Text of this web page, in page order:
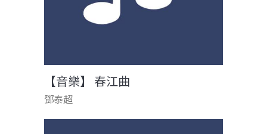
【音樂】 春江曲
鄧泰超